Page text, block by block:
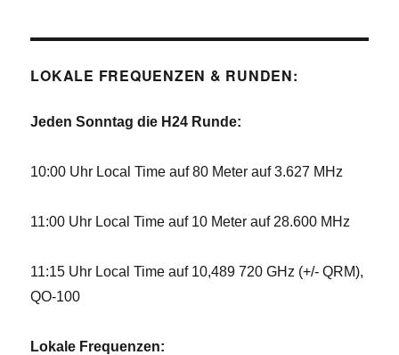
LOKALE FREQUENZEN & RUNDEN:
Jeden Sonntag die H24 Runde:
10:00 Uhr Local Time auf 80 Meter auf 3.627 MHz
11:00 Uhr Local Time auf 10 Meter auf 28.600 MHz
11:15 Uhr Local Time auf 10,489 720 GHz (+/- QRM),
QO-100
Lokale Frequenzen: